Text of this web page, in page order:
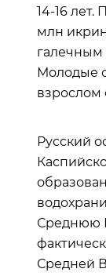
14-16 лет.
млн
Молодые
взрослом
Русский
Среднюю
Средней